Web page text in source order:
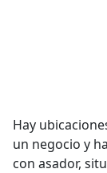
Hay
un negocio y
con asador,